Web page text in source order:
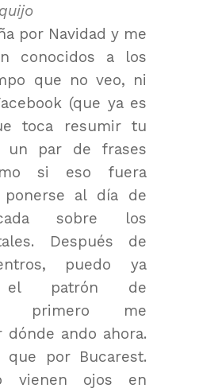
por Navidad y me
conocidos a los
que no veo, ni
(que ya es
toca resumir tu
un par de frases
si eso fuera
ponerse al día de
sobre los
Después de
puedo ya
el patrón de
primero me
dónde ando ahora.
que por Bucarest.
vienen ojos en